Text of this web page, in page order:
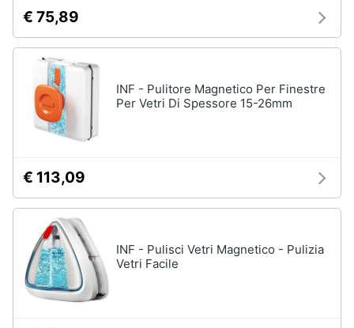
€ 75,89
INF - Pulitore Magnetico Per Finestre
Per Vetri Di Spessore 15-26mm
€ 113,09
INF - Pulisci Vetri Magnetico - Pulizia
Vetri Facile